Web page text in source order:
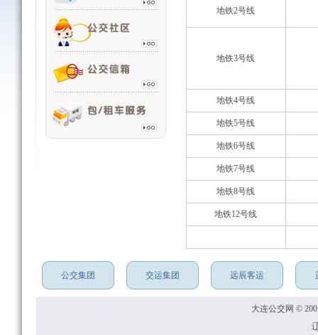
地铁2号线
地铁3号线
地铁4号线
地铁5号线
地铁6号线
地铁7号线
地铁8号线
地铁12号线
公交集团 交运集团 远辰客运
大连公交网 ©